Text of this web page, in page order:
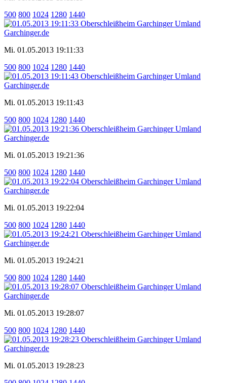
500 800 1024 1280 1440
Mi. 01.05.2013 19:11:33
500 800 1024 1280 1440
Mi. 01.05.2013 19:11:43
500 800 1024 1280 1440
Mi. 01.05.2013 19:21:36
500 800 1024 1280 1440
Mi. 01.05.2013 19:22:04
500 800 1024 1280 1440
Mi. 01.05.2013 19:24:21
500 800 1024 1280 1440
Mi. 01.05.2013 19:28:07
500 800 1024 1280 1440
Mi. 01.05.2013 19:28:23